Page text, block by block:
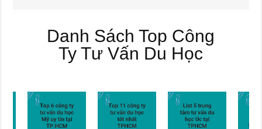
Danh Sách Top Công
Ty Tư Vấn Du Học